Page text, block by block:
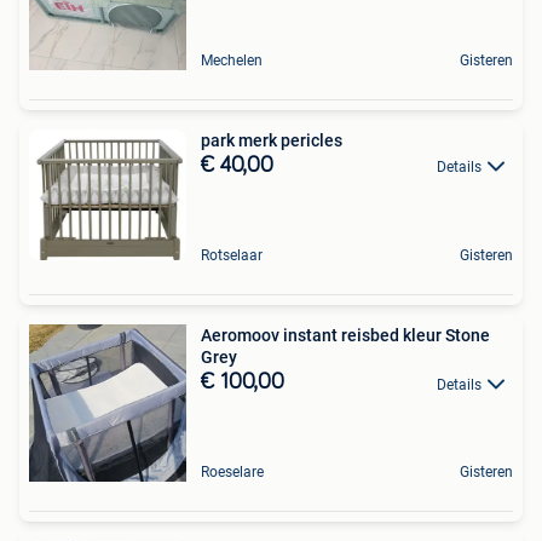
Mechelen Gisteren
park merk pericles
€ 40,00 Details
Rotselaar Gisteren
Aeromoov instant reisbed kleur Stone
Grey
€ 100,00 Details
Roeselare Gisteren